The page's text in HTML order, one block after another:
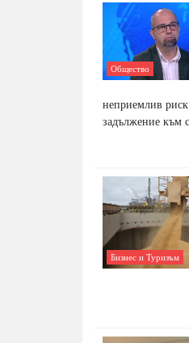
Общество
неприемлив риск
задължение към
Бизнес и Туризъм